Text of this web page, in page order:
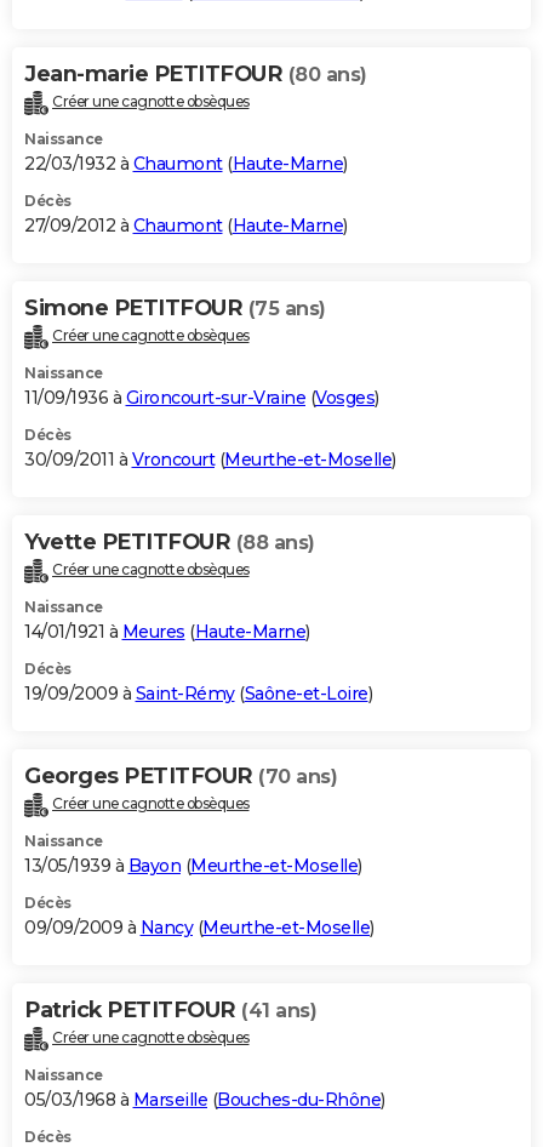
Jean-marie PETITFOUR (80 ans)
Créer une cagnotte obsèques
Naissance
22/03/1932 à Chaumont(Haute-Marne)
Décès
27/09/2012 à Chaumont(Haute-Marne)
Simone PETITFOUR (75 ans)
Créer une cagnotte obsèques
Naissance
11/09/1936 à Gironcourt-sur-Vraine (Vosges)
Décès
30/09/2011 à Vroncourt(Meurthe-et-Moselle)
Yvette PETITFOUR (88 ans)
Créer une cagnotte obsèques
Naissance
14/01/1921 à Meures (Haute-Marne)
Décès
19/09/2009 à Saint-Rémy(Saône-et-Loire)
Georges PETITFOUR (70 ans)
Créer une cagnotte obsèques
Naissance
13/05/1939 à Bayon (Meurthe-et-Moselle)
Décès
09/09/2009 à Nancy(Meurthe-et-Moselle)
Patrick PETITFOUR (41 ans)
Créer une cagnotte obsèques
Naissance
05/03/1968 à Marseille (Bouches-du-Rhône)
Décès